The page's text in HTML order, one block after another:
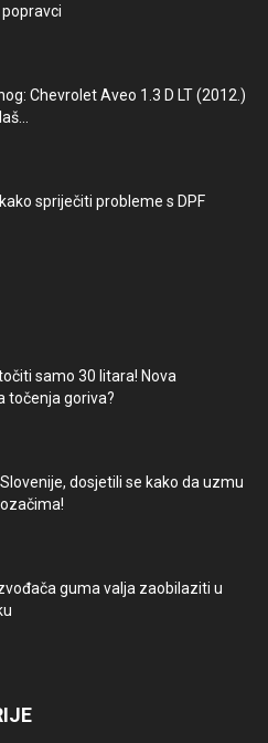
Chevrolet Aveo 1.3 D LT (2012.)
spriječiti probleme s DPF
samo 30 litara! Nova
točenja goriva?
dosjetili se kako da uzmu
guma valja zaobilaziti u